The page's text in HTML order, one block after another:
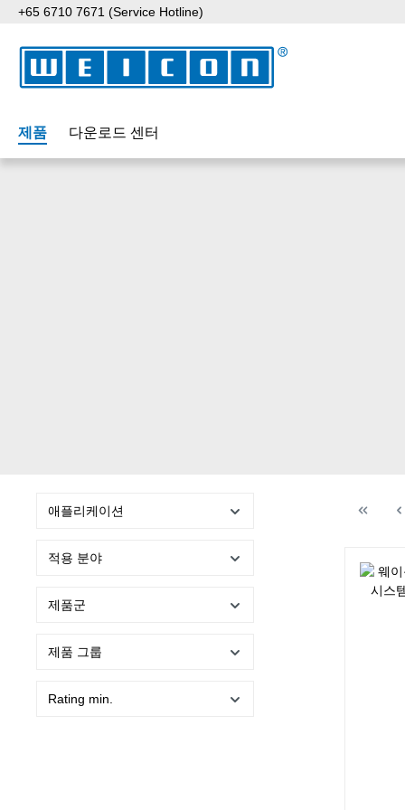
to main content
Skip to search
Skip to main navigation
+65 6710 7671 (Service Hotline)
제품 다운로드 센터
애플리케이션
적용 분야
제품군
제품 그룹
Rating min.